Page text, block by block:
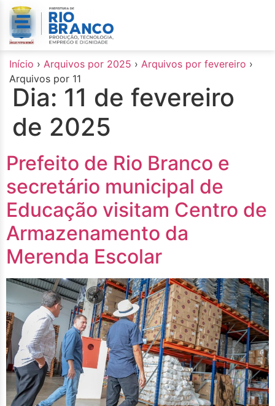
conteúdo
Início › Arquivos por 2025 › Arquivos por fevereiro ›
Arquivos por 11
Dia: 11 de fevereiro
de 2025
Prefeito de Rio Branco e
secretário municipal de
Educação visitam Centro de
Armazenamento da
Merenda Escolar